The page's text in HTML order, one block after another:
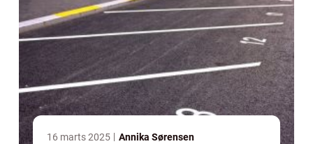
16 marts 2025 Annika Sørensen